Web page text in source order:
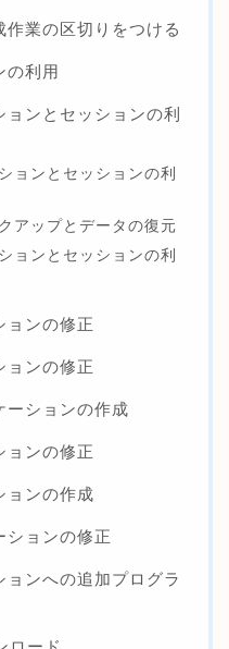
業の区切りをつける
の利用
ンとセッションの利
ョンとセッションの利
アップとデータの復元
ョンとセッションの利
ョンの修正
ョンの修正
ーションの作成
ョンの修正
ョンの作成
ションの修正
ンへの追加プログラ